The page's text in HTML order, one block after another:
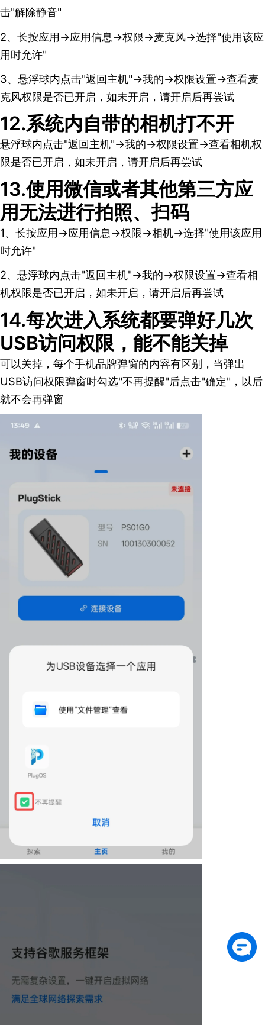
击"解除静音"
2、长按应用→应用信息→权限→麦克风→选择"使用该应
用时允许"
3、悬浮球内点击"返回主机"→我的→权限设置→查看麦
克风权限是否已开启，如未开启，请开启后再尝试
12.系统内自带的相机打不开
悬浮球内点击"返回主机"→我的→权限设置→查看相机权
限是否已开启，如未开启，请开启后再尝试
13.使用微信或者其他第三方应
用无法进行拍照、扫码
1、长按应用→应用信息→权限→相机→选择"使用该应用
时允许"
2、悬浮球内点击"返回主机"→我的→权限设置→查看相
机权限是否已开启，如未开启，请开启后再尝试
14.每次进入系统都要弹好几次
USB访问权限，能不能关掉
可以关掉，每个手机品牌弹窗的内容有区别，当弹出
USB访问权限弹窗时勾选"不再提醒"后点击"确定"，以后
就不会再弹窗